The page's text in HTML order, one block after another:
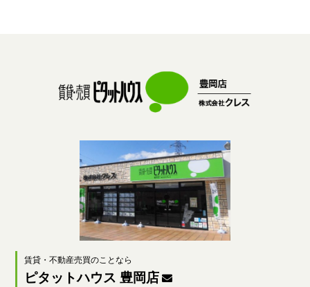
賃貸・不動産売買のことなら
ピタットハウス 豊岡店